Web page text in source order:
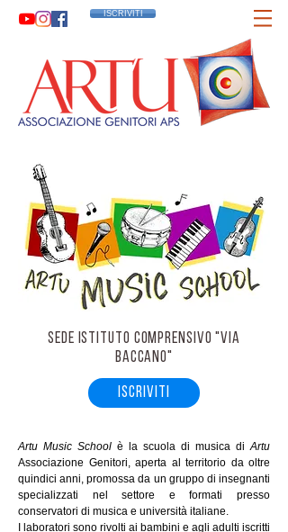
ISCRIVITI
sede ISTITUTO COMPRENSIVO "VIA
BACCANO"
ISCRIVITI
Artu Music School è la scuola di musica diArtu
Associazione Genitori, aperta al territorio da oltre
quindici anni, promossa da un gruppo di insegnanti
specializzati nel settore e formati presso
conservatori di musica e università italiane.
I laboratori sono rivolti ai bambini e agli adulti iscritti